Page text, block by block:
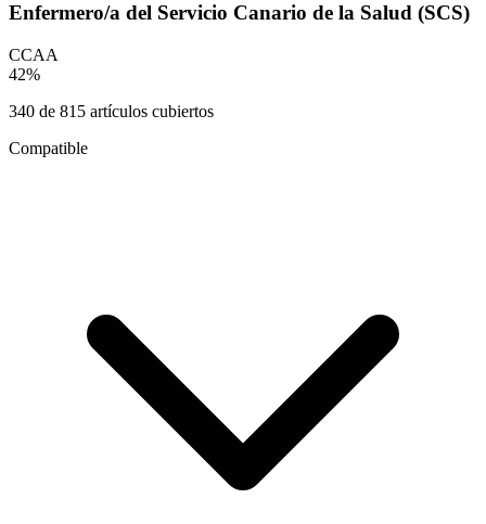
Enfermero/a del Servicio Canario de la Salud (SCS)
CCAA
42%
340 de 815 artículos cubiertos
Compatible